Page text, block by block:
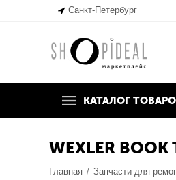
Санкт-Петербург
КАТАЛОГ
WEXLER
Главная / Запчасти для